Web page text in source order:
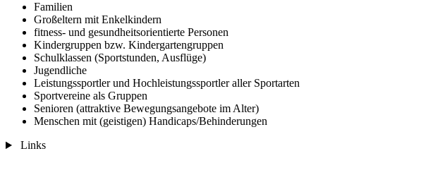
Familien
Großeltern mit Enkelkindern
fitness- und gesundheitsorientierte Personen
Kindergruppen bzw. Kindergartengruppen
Schulklassen (Sportstunden, Ausflüge)
Jugendliche
Leistungssportler und Hochleistungssportler aller Sportarten
Sportvereine als Gruppen
Senioren (attraktive Bewegungsangebote im Alter)
Menschen mit (geistigen) Handicaps/Behinderungen
Links